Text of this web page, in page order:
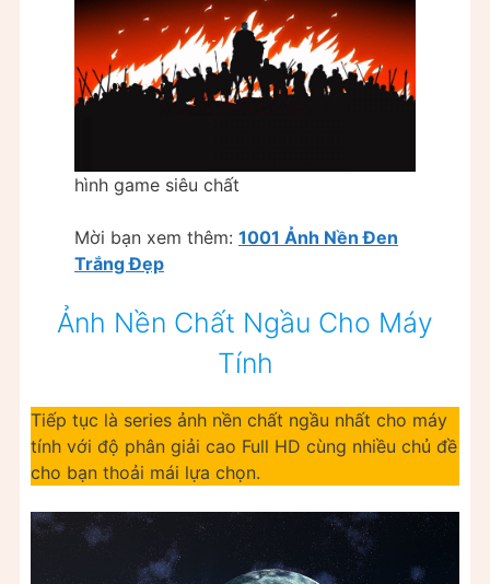
hình game siêu chất
Mời bạn xem thêm: 1001 Ảnh Nền Đen
Trắng Đẹp
Ảnh Nền Chất Ngầu Cho Máy
Tính
Tiếp tục là series ảnh nền chất ngầu nhất cho máy
tính với độ phân giải cao Full HD cùng nhiều chủ đề
cho bạn thoải mái lựa chọn.